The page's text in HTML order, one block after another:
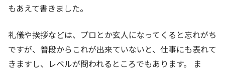
もあえて書きました。
礼儀や挨拶などは、プロとか玄人になってくると忘れがち
ですが、普段からこれが出来ていないと、仕事にも表れて
きますし、レベルが問われるところでもあります。 ま